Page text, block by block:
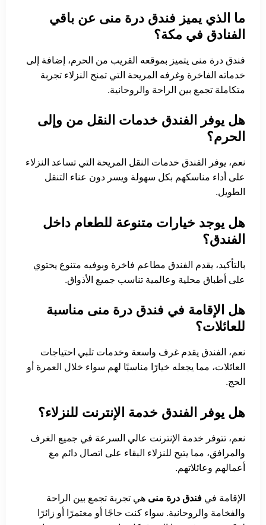
ما الذي يميز فندق درة منى عن باقي
الفنادق في مكة؟
فندق درة منى يتميز بموقعه القريب من الحرم، إضافة إلى
خدماته الفاخرة وغرفه المريحة التي تمنح النزلاء تجربة
متكاملة تجمع بين الراحة والروحانية.
هل يوفر الفندق خدمات النقل من وإلى
الحرم؟
نعم، يوفر الفندق خدمات النقل المريحة التي تساعد النزلاء
على أداء مناسكهم بكل سهولة ويسر دون عناء التنقل
الطويل.
هل يوجد خيارات متنوعة للطعام داخل
الفندق؟
بالتأكيد، يقدم الفندق مطاعم فاخرة وبوفيه متنوع يحتوي
على أطباق محلية وعالمية تناسب جميع الأذواق.
هل الإقامة في فندق درة منى مناسبة
للعائلات؟
نعم، الفندق يقدم غرف واسعة وخدمات تلبي احتياجات
العائلات، مما يجعله خيارًا مناسبًا لهم سواء خلال العمرة أو
الحج.
هل يوفر الفندق خدمة الإنترنت للنزلاء؟
نعم، تتوفر خدمة الإنترنت عالي السرعة في جميع الغرف
والمرافق، مما يتيح للنزلاء البقاء على اتصال دائم مع
أعمالهم وعائلاتهم.
الإقامة في فندق درة منى هي تجربة تجمع بين الراحة
والفخامة والروحانية. سواء كنت حاجًا أو معتمرًا أو زائرًا